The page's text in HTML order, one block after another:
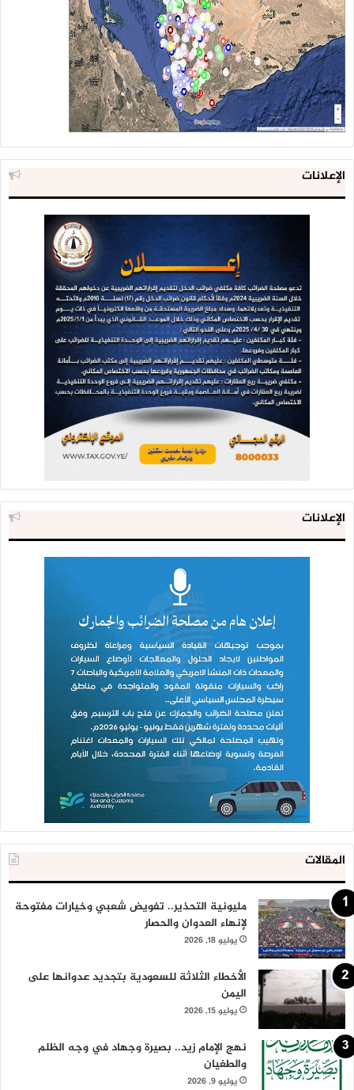
الإعلانات
الإعلانات
المقالات
مليونية التحذير.. تفويض شعبي وخيارات مفتوحة
لإنهاء العدوان والحصار
يوليو 18, 2026
الأخطاء الثلاثة للسعودية بتجديد عدوانها على
اليمن
يوليو 15, 2026
نهج الإمام زيد.. بصيرة وجهاد في وجه الظلم
والطغيان
يوليو 9, 2026